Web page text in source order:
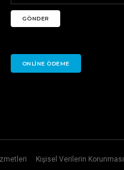
GÖNDER
ONLINE ÖDEME
Kişisel Verilerin Korunması